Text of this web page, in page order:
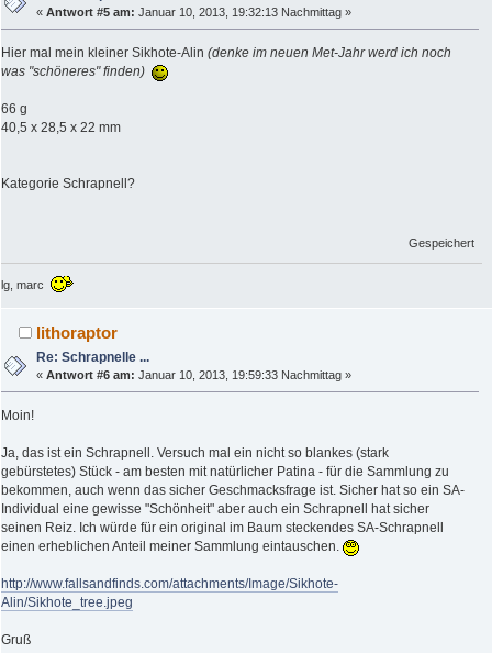
«Antwort #5 am: Januar 10, 2013, 19:32:13 Nachmittag »
Hier mal mein kleiner Sikhote-Alin (denke im neuen Met-Jahr werd ich noch
was "schöneres" finden)
66 g
40,5 x 28,5 x 22 mm
Kategorie Schrapnell?
Gespeichert
lg, marc
lithoraptor
Re: Schrapnelle ...
«Antwort #6 am: Januar 10, 2013, 19:59:33 Nachmittag »
Moin!
Ja, das ist ein Schrapnell. Versuch mal ein nicht so blankes (stark
gebürstetes) Stück - am besten mit natürlicher Patina - für die Sammlung zu
bekommen, auch wenn das sicher Geschmacksfrage ist. Sicher hat so ein SA-
Individual eine gewisse "Schönheit" aber auch ein Schrapnell hat sicher
seinen Reiz. Ich würde für ein original im Baum steckendes SA-Schrapnell
einen erheblichen Anteil meiner Sammlung eintauschen.
http://www.fallsandfinds.com/attachments/Image/Sikhote-
Alin/Sikhote_tree.jpeg
Gruß